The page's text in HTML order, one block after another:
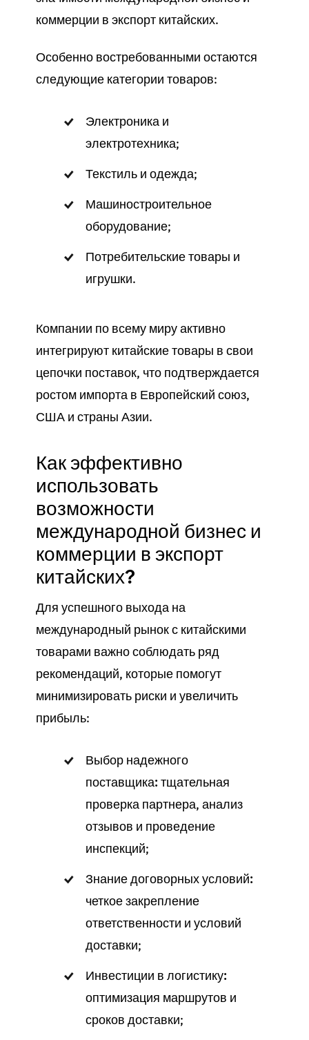
коммерции в экспорт китайских.
Особенно востребованными остаются
следующие категории товаров:
Электроника и
электротехника;
Текстиль и одежда;
Машиностроительное
оборудование;
Потребительские товары и
игрушки.
Компании по всему миру активно
интегрируют китайские товары в свои
цепочки поставок, что подтверждается
ростом импорта в Европейский союз,
США и страны Азии.
Как эффективно
использовать
возможности
международной бизнес и
коммерции в экспорт
китайских?
Для успешного выхода на
международный рынок с китайскими
товарами важно соблюдать ряд
рекомендаций, которые помогут
минимизировать риски и увеличить
прибыль:
Выбор надежного
поставщика: тщательная
проверка партнера, анализ
отзывов и проведение
инспекций;
Знание договорных условий:
четкое закрепление
ответственности и условий
доставки;
Инвестиции в логистику:
оптимизация маршрутов и
сроков доставки;